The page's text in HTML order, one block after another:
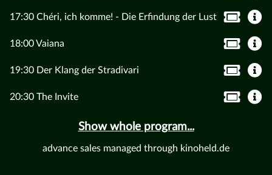
17:30 Chéri, ich komme! - Die Erfindung der Lust
18:00 Vaiana
19:30 Der Klang der Stradivari
20:30 The Invite
Show whole program...
advance sales managed through kinoheld.de